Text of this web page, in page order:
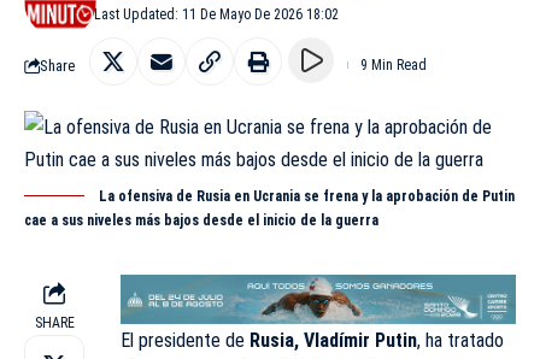
Last Updated: 11 De Mayo De 2026 18:02
Share 9 Min Read
La ofensiva de Rusia en Ucrania se frena y la aprobación de Putin
cae a sus niveles más bajos desde el inicio de la guerra
SHARE
El presidente de Rusia, Vladímir Putin, ha tratado